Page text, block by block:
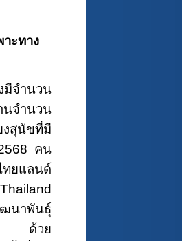
ะทาง
มีจำนวน
จำนวน
งสุนัขที่มี
คน
ทยแลนด์
นาพันธุ์
สุด ด้วย